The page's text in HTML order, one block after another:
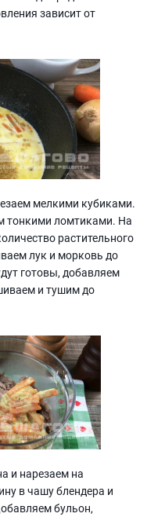
зависит от
мелкими кубиками.
тонкими ломтиками. На
растительного
лук и морковь до
готовы, добавляем
и тушим до
и нарезаем на
в чашу блендера и
бульон,